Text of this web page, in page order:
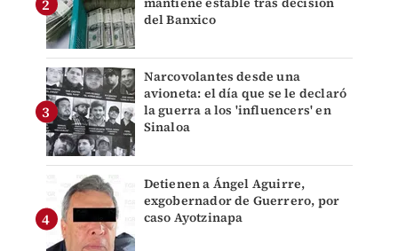
del Banxico
Narcovolantes desde una
avioneta: el día que se le declaró
la guerra a los 'influencers' en
Sinaloa
Detienen a Ángel Aguirre,
exgobernador de Guerrero, por
caso Ayotzinapa